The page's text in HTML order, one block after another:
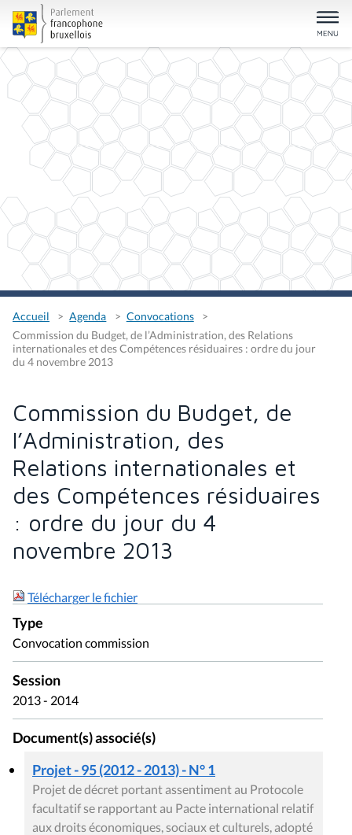
Accueil Agenda
Convocations
Commission du Budget, de l’Administration, des Relations
internationales et des Compétences résiduaires : ordre du jour
du 4 novembre 2013
Commission du Budget, de
l’Administration, des
Relations internationales et
des Compétences résiduaires
: ordre du jour du 4
novembre 2013
Télécharger le fichier
Type
Convocation commission
Session
2013 - 2014
Document(s) associé(s)
Projet - 95 (2012 - 2013) - N° 1
Projet de décret portant assentiment au Protocole
facultatif se rapportant au Pacte international relatif
aux droits économiques, sociaux et culturels, adopté